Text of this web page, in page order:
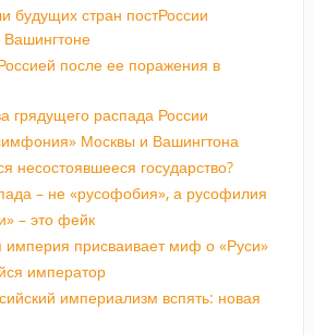
будущих стран постРоссии
после ее поражения в
грядущего распада России
Москвы и Вашингтона
несостоявшееся государство?
– не «русофобия», а русофилия
– это фейк
империя присваивает миф о «Руси»
император
империализм вспять: новая